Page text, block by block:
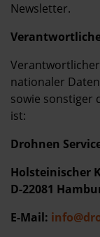
Newsletter.
nationaler
sowie sonstiger
ist:
Drohnen
Holsteinischer
D-22081
E-Mail: